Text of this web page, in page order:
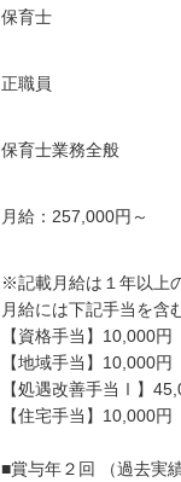
保育士
正職員
保育士業務全般
月給：257,000円～
※記載月給は１年以上
月給には下記手当を含
【資格手当】10,000円
【地域手当】10,000円
【処遇改善手当Ⅰ】
【住宅手当】10,000
■賞与年２回 （過去実